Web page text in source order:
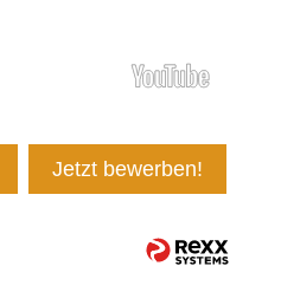
Jetzt bewerben!